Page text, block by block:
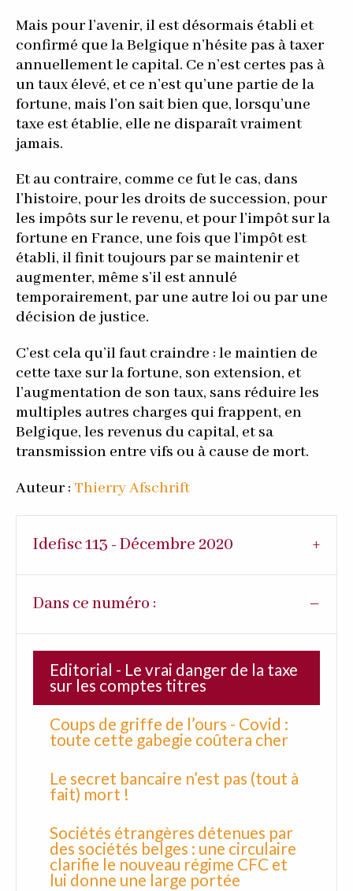
Mais pour l’avenir, il est désormais établi et
confirmé que la Belgique n’hésite pas à taxer
annuellement le capital. Ce n’est certes pas à
un taux élevé, et ce n’est qu’une partie de la
fortune, mais l’on sait bien que, lorsqu’une
taxe est établie, elle ne disparaît vraiment
jamais.
Et au contraire, comme ce fut le cas, dans
l’histoire, pour les droits de succession, pour
les impôts sur le revenu, et pour l’impôt sur la
fortune en France, une fois que l’impôt est
établi, il finit toujours par se maintenir et
augmenter, même s’il est annulé
temporairement, par une autre loi ou par une
décision de justice.
C’est cela qu’il faut craindre : le maintien de
cette taxe sur la fortune, son extension, et
l’augmentation de son taux, sans réduire les
multiples autres charges qui frappent, en
Belgique, les revenus du capital, et sa
transmission entre vifs ou à cause de mort.
Auteur : Thierry Afschrift
Idefisc 113 - Décembre 2020
Dans ce numéro :
Editorial - Le vrai danger de la taxe
sur les comptes titres
Coups de griffe de l’ours - Covid :
toute cette gabegie coûtera cher
Le secret bancaire n’est pas (tout à
fait) mort !
Sociétés étrangères détenues par
des sociétés belges : une circulaire
clarifie le nouveau régime CFC et
lui donne une large portée